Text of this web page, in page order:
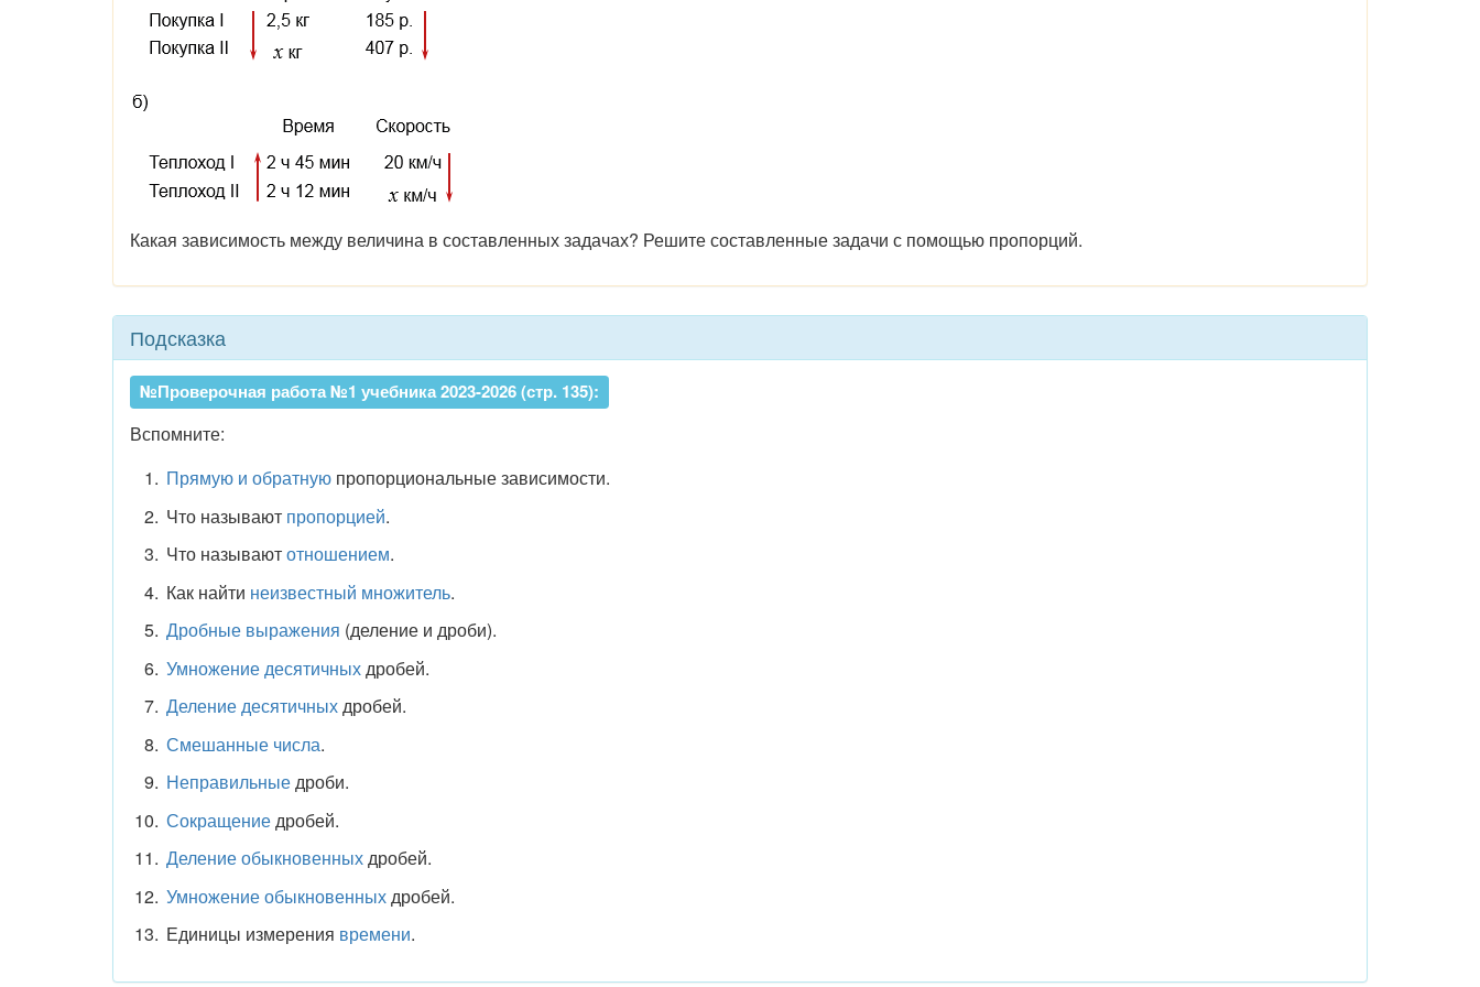
Какая зависимость между величина в составленных задачах? Решите составленные задачи с помощью пропорций.
Подсказка
№Проверочная работа №1 учебника 2023-2026 (стр. 135):
Вспомните:
Прямую и обратнуюпропорциональные зависимости.
Что называют пропорцией.
Что называютотношением.
Как найти неизвестный множитель.
Дробные выражения (деление и дроби).
Умножение десятичныхдробей.
Деление десятичныхдробей.
Смешанные числа.
Неправильныедроби.
Сокращениедробей.
Деление обыкновенныхдробей.
Умножение обыкновенныхдробей.
Единицы измерения времени.